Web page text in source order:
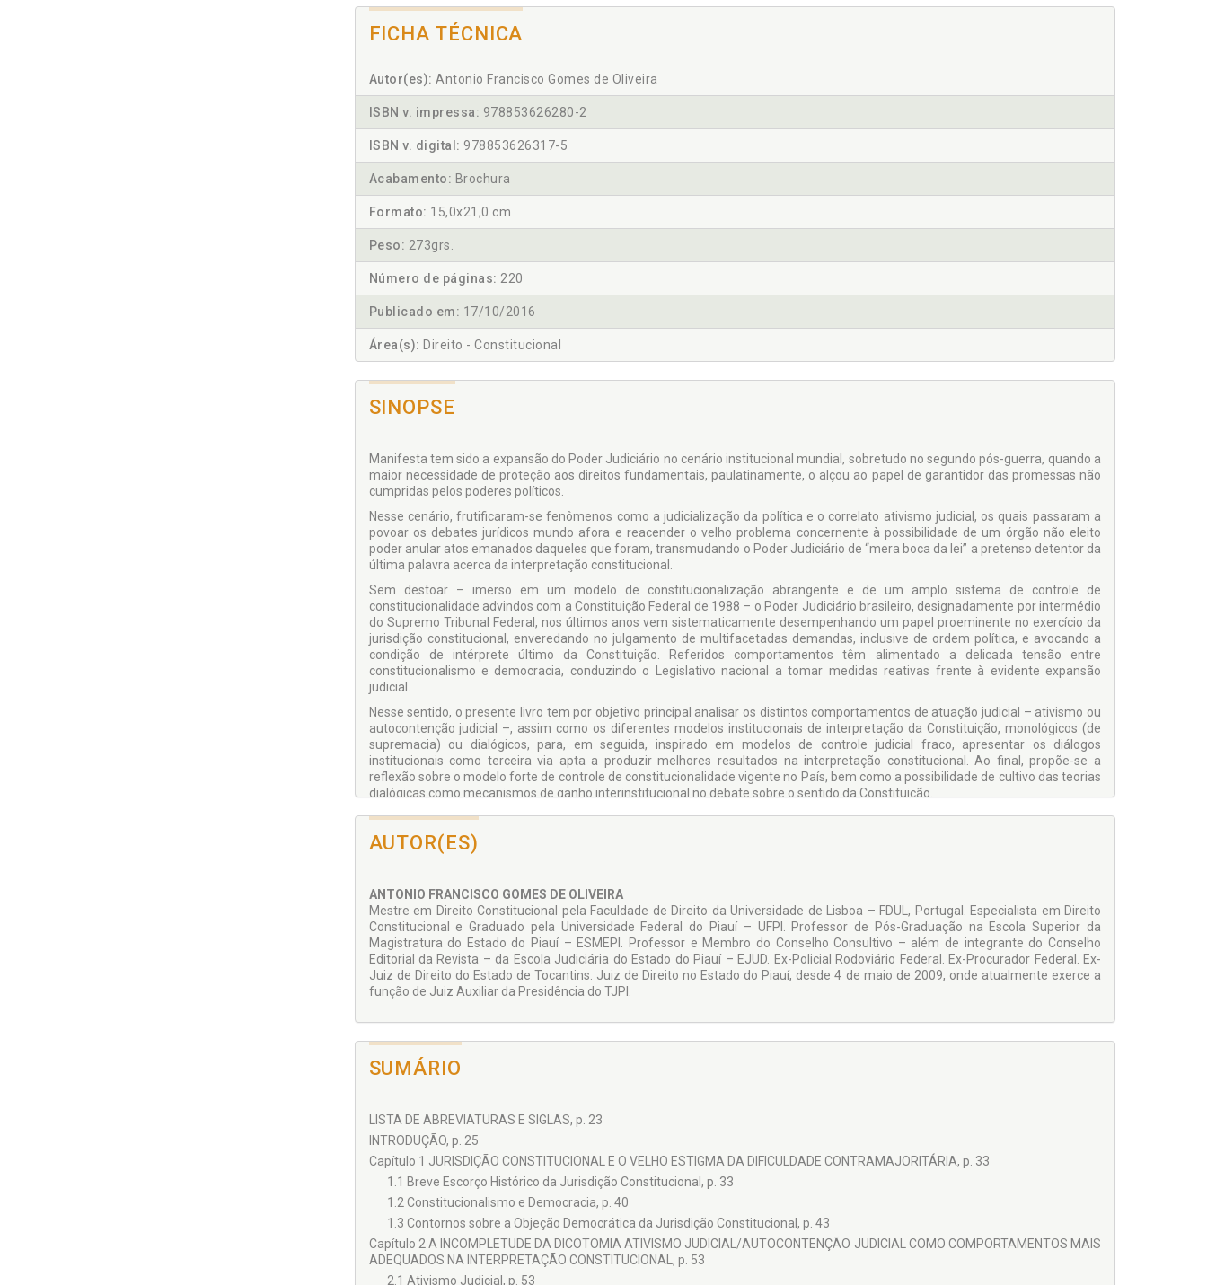
FICHA TÉCNICA
Autor(es): Antonio Francisco Gomes de Oliveira
ISBN v. impressa: 978853626280-2
ISBN v. digital: 978853626317-5
Acabamento: Brochura
Formato: 15,0x21,0 cm
Peso: 273grs.
Número de páginas: 220
Publicado em: 17/10/2016
Área(s): Direito - Constitucional
SINOPSE
Manifesta tem sido a expansão do Poder Judiciário no cenário institu­cional mundial, sobretudo no segundo pós-guerra, quando a
maior necessidade de proteção aos direitos fundamentais, paulatinamente, o alçou ao papel de garantidor das promessas não
cumpridas pelos poderes políticos.
Nesse cenário, frutificaram-se fenômenos como a judicialização da política e o correlato ativismo judicial, os quais passaram a
povoar os debates jurídicos mundo afora e reacender o velho problema con­cernente à possibilidade de um órgão não eleito
poder anular atos emanados daqueles que foram, transmudando o Poder Judiciário de “mera boca da lei” a pretenso detentor da
última palavra acerca da interpretação constitucional.
Sem destoar – imerso em um modelo de constitucionalização abran­gente e de um amplo sistema de controle de
constitucionalidade advindos com a Constituição Federal de 1988 – o Poder Judiciário brasileiro, designadamente por intermédio
do Supremo Tribunal Federal, nos últimos anos vem sistematicamente desempenhando um papel proeminente no exercício da
jurisdição constitucional, enveredando no julgamento de multifacetadas demandas, inclusive de ordem política, e avocando a
condição de intérprete último da Constituição. Referidos comportamentos têm alimentado a delicada tensão entre
constitucionalismo e democracia, conduzindo o Legis­lativo nacional a tomar medidas reativas frente à evidente expansão
judicial.
Nesse sentido, o presente livro tem por objetivo principal analisar os distintos comportamentos de atuação judicial – ativismo ou
auto­contenção judicial –, assim como os diferentes modelos institucionais de interpretação da Constituição, monológicos (de
supremacia) ou dialógicos, para, em seguida, inspirado em modelos de controle judicial fraco, apresentar os diálogos
institucionais como terceira via apta a produzir melhores resultados na interpretação constitucional. Ao final, propõe-se a
reflexão sobre o modelo forte de controle de constitucionalidade vigente no País, bem como a possibilidade de cultivo das teorias
dialógicas como mecanismos de ganho interinstitu­cional no debate sobre o sentido da Constituição.
AUTOR(ES)
ANTONIO FRANCISCO GOMES DE OLIVEIRA
Mestre em Direito Constitucional pela Faculdade de Direito da Universidade de Lisboa – FDUL, Portugal. Especialista em Direito
Constitucional e Graduado pela Universidade Federal do Piauí – UFPI. Professor de Pós-Graduação na Escola Superior da
Magistratura do Estado do Piauí – ESMEPI. Professor e Membro do Conselho Consultivo – além de integrante do Conselho
Editorial da Revista – da Escola Judiciária do Estado do Piauí – EJUD. Ex-Policial Rodoviário Federal. Ex-Procurador Federal. Ex-
Juiz de Direito do Estado de Tocantins. Juiz de Direito no Estado do Piauí, desde 4 de maio de 2009, onde atualmente exerce a
função de Juiz Auxiliar da Presidência do TJPI.
SUMÁRIO
LISTA DE ABREVIATURAS E SIGLAS, p. 23
INTRODUÇÃO, p. 25
Capítulo 1 JURISDIÇÃO CONSTITUCIONAL E O VELHO ESTIGMA DA DIFICULDADE CONTRAMAJORITÁRIA, p. 33
1.1 Breve Escorço Histórico da Jurisdição Constitucional, p. 33
1.2 Constitucionalismo e Democracia, p. 40
1.3 Contornos sobre a Objeção Democrática da Jurisdição Constitucional, p. 43
Capítulo 2 A INCOMPLETUDE DA DICOTOMIA ATIVISMO JUDICIAL/AUTOCONTENÇÃO JUDICIAL COMO COMPORTAMENTOS MAIS
ADEQUADOS NA INTERPRETAÇÃO CONSTITUCIONAL, p. 53
2.1 Ativismo Judicial, p. 53